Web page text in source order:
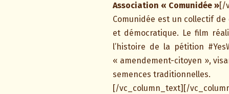
Association « Comunidée »[/
Comunidée est un collectif
et démocratique. Le film
l’histoire de la pétition
« amendement-citoyen »,
semences traditionnelles.
[/vc_column_text][/